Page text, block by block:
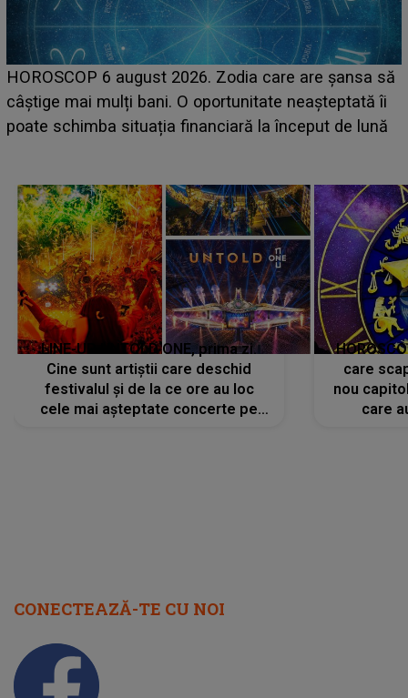
HOROSCOP 6 august 2026. Zodia care are șansa să
câștige mai mulți bani. O oportunitate neașteptată îi
poate schimba situația financiară la început de lună
LINE-UP UNTOLD ONE, prima zi.
Cine sunt artiștii care deschid
festivalul și de la ce ore au loc
cele mai așteptate concerte pe
care
nou
care
CONECTEAZĂ-TE CU NOI